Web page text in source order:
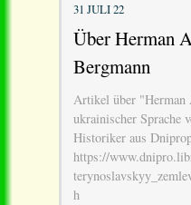
31 JULI 22
Über Herman
Bergmann
Artikel über "Herman
ukrainischer Sprache
Historiker aus
https://
h